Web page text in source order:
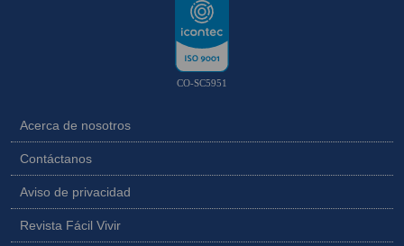
CO-SC5951
Acerca de nosotros
Contáctanos
Aviso de privacidad
Revista Fácil Vivir